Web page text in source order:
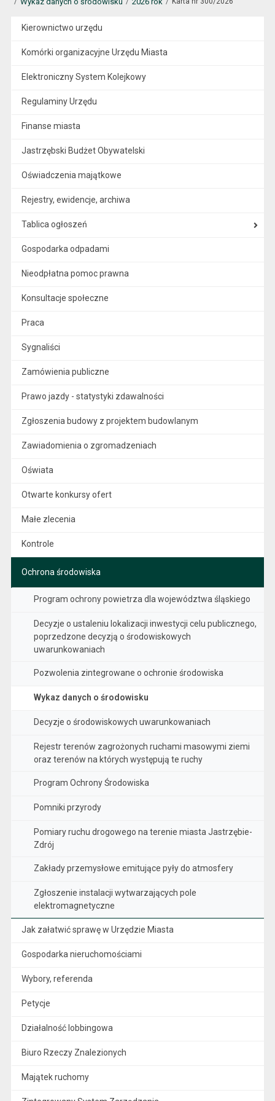
Kierownictwo urzędu
Komórki organizacyjne Urzędu Miasta
Elektroniczny System Kolejkowy
Regulaminy Urzędu
Finanse miasta
Jastrzębski Budżet Obywatelski
Oświadczenia majątkowe
Rejestry, ewidencje, archiwa
Tablica ogłoszeń
Gospodarka odpadami
Nieodpłatna pomoc prawna
Konsultacje społeczne
Praca
Sygnaliści
Zamówienia publiczne
Prawo jazdy - statystyki zdawalności
Zgłoszenia budowy z projektem budowlanym
Zawiadomienia o zgromadzeniach
Oświata
Otwarte konkursy ofert
Małe zlecenia
Kontrole
Ochrona środowiska
Program ochrony powietrza dla województwa śląskiego
Decyzje o ustaleniu lokalizacji inwestycji celu publicznego,
poprzedzone decyzją o środowiskowych
uwarunkowaniach
Pozwolenia zintegrowane o ochronie środowiska
Wykaz danych o środowisku
Decyzje o środowiskowych uwarunkowaniach
Rejestr terenów zagrożonych ruchami masowymi ziemi
oraz terenów na których występują te ruchy
Program Ochrony Środowiska
Pomniki przyrody
Pomiary ruchu drogowego na terenie miasta Jastrzębie-
Zdrój
Zakłady przemysłowe emitujące pyły do atmosfery
Zgłoszenie instalacji wytwarzających pole
elektromagnetyczne
Jak załatwić sprawę w Urzędzie Miasta
Gospodarka nieruchomościami
Wybory, referenda
Petycje
Działalność lobbingowa
Biuro Rzeczy Znalezionych
Majątek ruchomy